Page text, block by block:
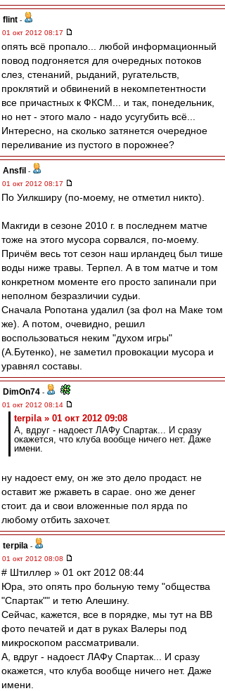
flint -
01 окт 2012 08:17
опять всё пропало... любой информационный
повод подгоняется для очередных потоков
слез, стенаний, рыданий, ругательств,
проклятий и обвинений в некомпетентности
все причастных к ФКСМ... и так, понедельник,
но нет - этого мало - надо усугубить всё...
Интересно, на сколько затянется очередное
переливание из пустого в порожнее?
Ansfil -
01 окт 2012 08:17
По Уилкширу (по-моему, не отметил никто).
Макгиди в сезоне 2010 г. в последнем матче
тоже на этого мусора сорвался, по-моему.
Причём весь тот сезон наш ирландец был тише
воды ниже травы. Терпел. А в том матче и том
конкретном моменте его просто запинали при
неполном безразличии судьи.
Сначала Ропотана удалил (за фол на Маке том
же). А потом, очевидно, решил
воспользоваться неким "духом игры"
(А.Бутенко), не заметил провокации мусора и
уравнял составы.
DimOn74 -
01 окт 2012 08:14
terpila » 01 окт 2012 09:08
А, вдруг - надоест ЛАФу Спартак... И сразу
окажется, что клуба вообще ничего нет. Даже
имени.
ну надоест ему, он же это дело продаст. не
оставит же ржаветь в сарае. оно же денег
стоит. да и свои вложенные пол ярда по
любому отбить захочет.
terpila -
01 окт 2012 08:08
# Штиллер » 01 окт 2012 08:44
Юра, это опять про больную тему "общества
"Спартак"" и тетю Алешину.
Сейчас, кажется, все в порядке, мы тут на ВВ
фото печатей и дат в руках Валеры под
микроскопом рассматривали.
А, вдруг - надоест ЛАФу Спартак... И сразу
окажется, что клуба вообще ничего нет. Даже
имени.